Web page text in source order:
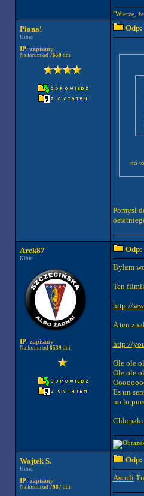
"Wierzę,
Piona!
Kibic
IP: zapisany
Na forum od 7650dni
no
Pomysł
Arek87
Kibic
IP: zapisany
Na forum od 8539dni
Bylem
Ten
http://
A ten
http://
Ole ole
Ole ole
Es un
no lo
Chlopaki
Wojtek S.
Kibic
IP: zapisany
Na forum od 7987dni
AscoliTu